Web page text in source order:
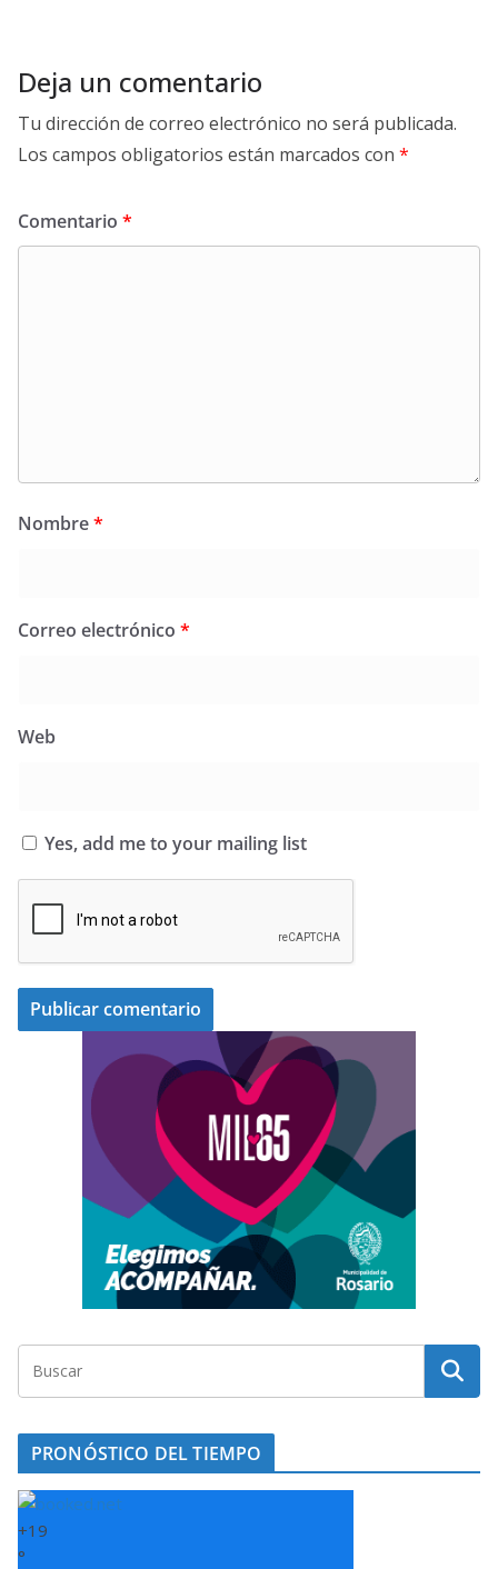
Deja un comentario
Tu dirección de correo electrónico no será publicada.
Los campos obligatorios están marcados con *
Comentario *
Nombre*
Correo electrónico *
Web
Yes, add me to your mailing list
PRONÓSTICO DEL TIEMPO
+19
°